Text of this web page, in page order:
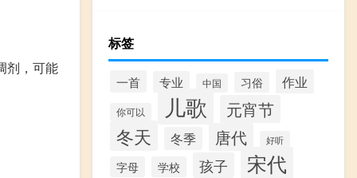
剂，可能
标签
一首 专业 中国 习俗 作业
你可以 儿歌 元宵节
冬天 冬季 唐代 好听
字母 学校 孩子 宋代